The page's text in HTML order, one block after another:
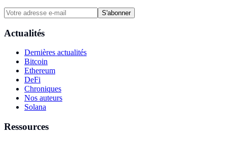
S'abonner
Actualités
Dernières actualités
Bitcoin
Ethereum
DeFi
Chroniques
Nos auteurs
Solana
Ressources